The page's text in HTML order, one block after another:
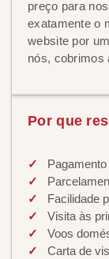
preço para
exatamente o
website por
nós, cobrimos
Por que
Facilidade
Visita às
Voos
Carta de